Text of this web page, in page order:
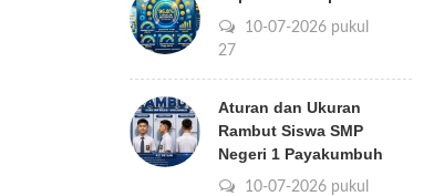
10-07-2026 pukul
14:27
Aturan dan Ukuran
Rambut Siswa SMP
Negeri 1 Payakumbuh
10-07-2026 pukul